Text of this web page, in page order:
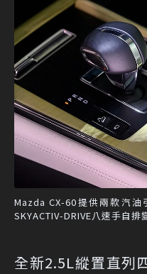
Mazda CX-60提供兩款汽
SKYACTIV-DRIVE八速手自
全新2.5L縱置直列